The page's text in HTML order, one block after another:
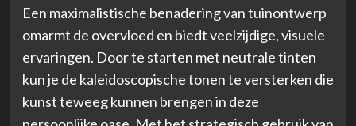
Een maximalistische benadering van tuinontwerp
omarmt de overvloed en biedt veelzijdige, visuele
ervaringen. Door te starten met neutrale tinten
kun je de kaleidoscopische tonen te versterken die
kunst teweeg kunnen brengen in deze